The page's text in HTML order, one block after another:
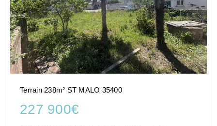
Terrain 238m² ST MALO 35400
227 900€